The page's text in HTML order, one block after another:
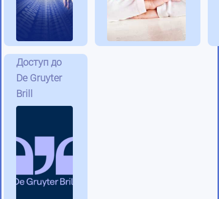
Доступ до
De Gruyter
Brill